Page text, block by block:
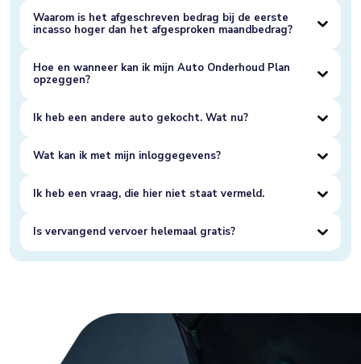
Waarom is het afgeschreven bedrag bij de eerste
incasso hoger dan het afgesproken maandbedrag?
Hoe en wanneer kan ik mijn Auto Onderhoud Plan
opzeggen?
Ik heb een andere auto gekocht. Wat nu?
Wat kan ik met mijn inloggegevens?
Ik heb een vraag, die hier niet staat vermeld.
Is vervangend vervoer helemaal gratis?